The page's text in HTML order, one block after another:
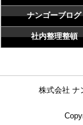
ナンゴーブログ
社内整理整頓
株式会社